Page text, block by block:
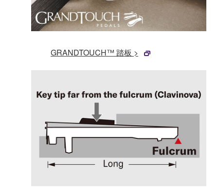
GRANDTOUCH™ 踏板 >